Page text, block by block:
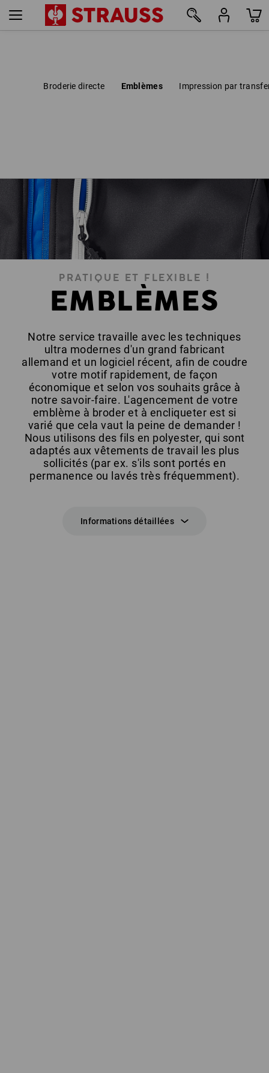
Broderie directe Emblèmes Impression par
PRATIQUE ET FLEXIBLE !
EMBLÈMES
Notre service travaille avec les techniques
ultra modernes d'un grand fabricant
allemand et un logiciel récent, afin de coudre
votre motif rapidement, de façon
économique et selon vos souhaits grâce à
notre savoir-faire. L'agencement de votre
emblème à broder et à encliqueter est si
varié que cela vaut la peine de demander !
Nous utilisons des fils en polyester, qui sont
adaptés aux vêtements de travail les plus
sollicités (par ex. s'ils sont portés en
permanence ou lavés très fréquemment).
Informations détaillées